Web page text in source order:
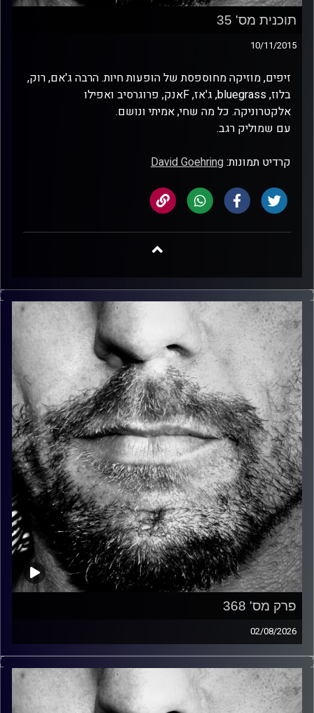
תוכנית מס' 35
10/11/2015
זיפים, מוזיקה מחוספסת של הופעות חיות. הרבה ג'אם, רוק,
בלוז, bluegrass, ג'אז, Fאנק, פרוגרסיב ואפילו
אלקטרוניקה. כל מה שחי, אמיתי ונושם.
עם שמוליק רגב.
קרדיט תמונות:David Goehring
פרק מס' 368
02/08/2026
זיפים, מוזיקה מחוספסת של הופעות חיות. הרבה ג'אם, רוק,
בלוז, bluegrass, ג'אז, Fאנק, פרוגרסיב ואפילו אלקטרוניקה.
כל מה שחי, אמיתי ונושם.
עם שמוליק רגב.